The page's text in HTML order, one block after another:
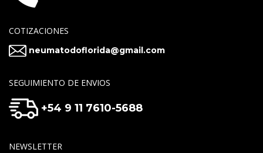
COTIZACIONES
neumatodoflorida@gmail.com
SEGUIMIENTO DE ENVIOS
+54 9 11 7610-5688
NEWSLETTER